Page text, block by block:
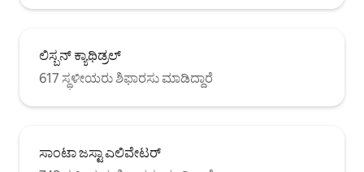
ಲಿಸ್ಬನ್ ಕ್ಯಾಥಿಡ್ರಲ್
617 ಸ್ಥಳೀಯರು ಶಿಫಾರಸು ಮಾಡಿದ್ದಾರೆ
ಸಾಂಟಾ ಜಸ್ಟಾ ಎಲಿವೇಟರ್